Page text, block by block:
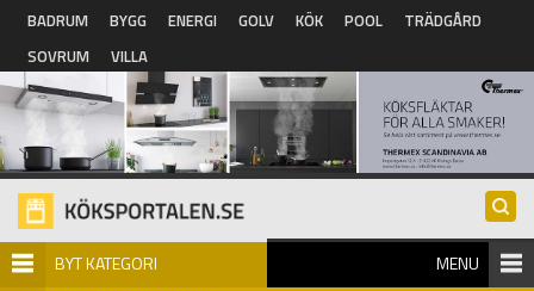
Hoppa till huvudinnehåll
BADRUM BYGG ENERGI GOLV KÖK POOL
TRÄDGÅRD
SOVRUM
VILLA
BYT KATEGORI MENU